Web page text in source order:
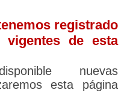
registrado
vigentes de esta
nuevas
esta página